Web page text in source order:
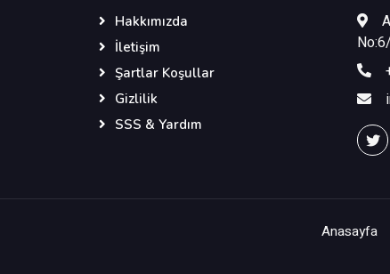
Hakkımızda
İletişim
Şartlar Koşullar
Gizlilik
SSS & Yardım
Anasayfa